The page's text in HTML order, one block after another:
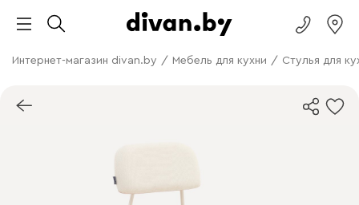
Интернет-магазин divan.by / Мебель для кухни / Стулья для